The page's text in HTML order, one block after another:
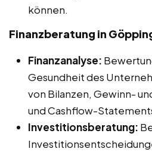
können.
Finanzberatung in
Finanzanalyse:
Gesundheit des
von Bilanzen, Gewinn-
und Cashflow-
Investitionsberatung: